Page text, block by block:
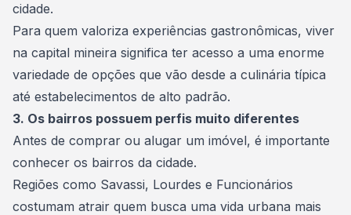
cidade.
Para quem valoriza experiências gastronômicas, viver
na capital mineira significa ter acesso a uma enorme
variedade de opções que vão desde a culinária típica
até estabelecimentos de alto padrão.
3. Os bairros possuem perfis muito diferentes
Antes de comprar ou alugar um imóvel, é importante
conhecer os bairros da cidade.
Regiões como Savassi, Lourdes e Funcionários
costumam atrair quem busca uma vida urbana mais